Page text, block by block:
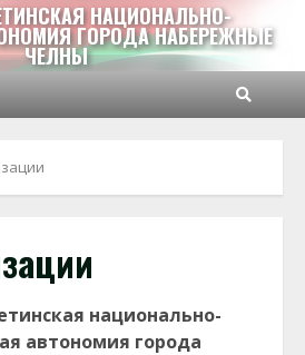
НАЦИОНАЛЬНО-
ГОРОДА НАБЕРЕЖНЫЕ
ЧЕЛНЫ
национально-
автономия города